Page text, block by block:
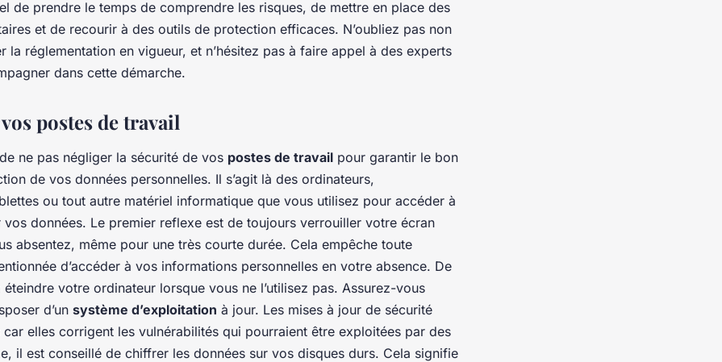
de prendre le temps de comprendre les risques, de mettre en place des
et de recourir à des outils de protection efficaces. N’oubliez pas non
la réglementation en vigueur, et n’hésitez pas à faire appel à des experts
dans cette démarche.
postes de travail
ne pas négliger la sécurité de vos postes de travail pour garantir le bon
de vos données personnelles. Il s’agit là des ordinateurs,
ou tout autre matériel informatique que vous utilisez pour accéder à
vos données. Le premier reflexe est de toujours verrouiller votre écran
absentez, même pour une très courte durée. Cela empêche toute
d’accéder à vos informations personnelles en votre absence. De
éteindre votre ordinateur lorsque vous ne l’utilisez pas. Assurez-vous
d’un système d’exploitation à jour. Les mises à jour de sécurité
car elles corrigent les vulnérabilités qui pourraient être exploitées par des
il est conseillé de chiffrer les données sur vos disques durs. Cela signifie